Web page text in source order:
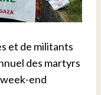
et de militants
des martyrs
end